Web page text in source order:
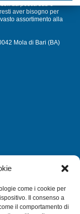
come i cookie per
Il consenso a
il comportamento di
da pesca sub e
aver bisogno per
assortimento alla
Mola di Bari (BA)